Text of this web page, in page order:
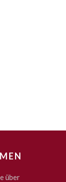
über